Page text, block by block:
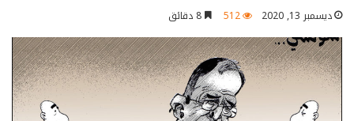
ديسمبر 13, 2020 512